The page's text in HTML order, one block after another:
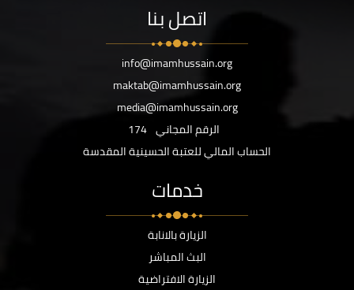
اتصل بنا
info@imamhussain.org
maktab@imamhussain.org
media@imamhussain.org
الرقم المجاني 174
الحساب المالي للعتبة الحسينية المقدسة
خدمات
الزيارة بالانابة
البث المباشر
الزيارة الافتراضية